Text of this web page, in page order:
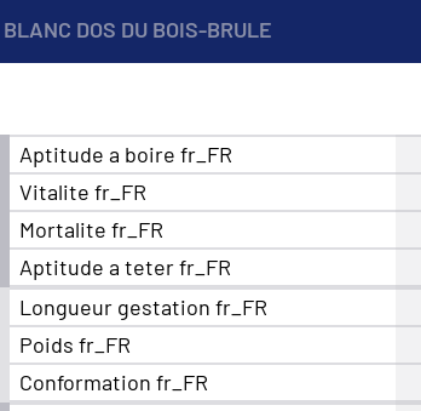
BLANC DOS DU BOIS-BRULE
Aptitude a boire fr_FR
Vitalite fr_FR
Mortalite fr_FR
Aptitude a teter fr_FR
Longueur gestation fr_FR
Poids fr_FR
Conformation fr_FR